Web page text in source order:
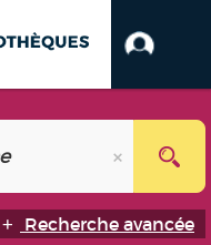
Recherche avancée